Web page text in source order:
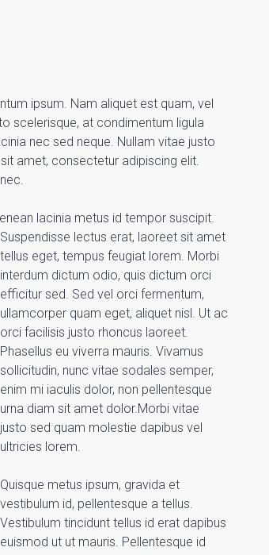
ipsum. Nam aliquet est quam, vel
scelerisque, at condimentum ligula
nec sed neque. Nullam vitae justo
amet, consectetur adipiscing elit.
lacinia metus id tempor suscipit.
Suspendisse lectus erat, laoreet sit amet
tellus eget, tempus feugiat lorem. Morbi
interdum dictum odio, quis dictum orci
efficitur sed. Sed vel orci fermentum,
ullamcorper quam eget, aliquet nisl. Ut ac
orci facilisis justo rhoncus laoreet.
Phasellus eu viverra mauris. Vivamus
sollicitudin, nunc vitae sodales semper,
enim mi iaculis dolor, non pellentesque
urna diam sit amet dolor.Morbi vitae
justo sed quam molestie dapibus vel
ultricies lorem.
Quisque metus ipsum, gravida et
vestibulum id, pellentesque a tellus.
Vestibulum tincidunt tellus id erat dapibus
euismod ut ut mauris. Pellentesque id